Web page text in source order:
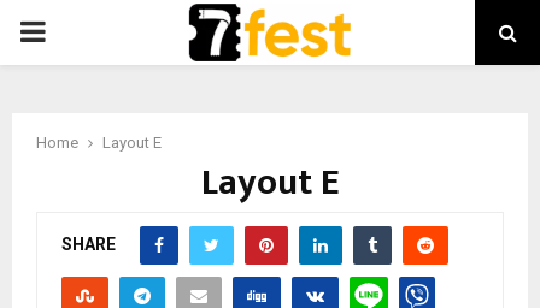
PRIMARY
Home Layout E
Layout E
SHARE